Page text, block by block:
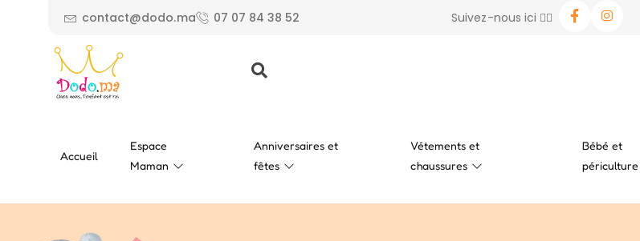
contact@dodo.ma 07 07 84 38 52 Suivez-nous ici 👉🏻
Accueil
Espace
Maman
Anniversaires et
fêtes
Vétements et
chaussures
Bébé et
périculture